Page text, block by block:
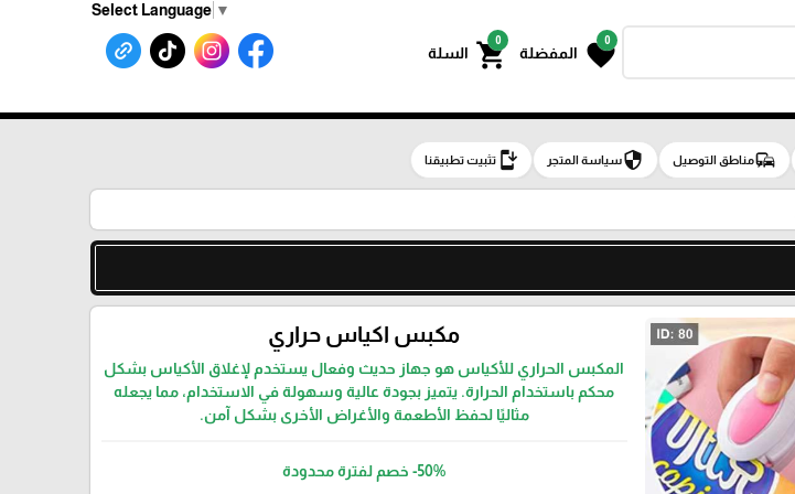
Select Language ▼
0
favorite المفضلة
0
shopping_cart السلة
commuteمناطق التوصيل securityسياسة المتجر install_mobileتثبيت تطبيقنا
مكبس اكياس حراري
المكبس الحراري للأكياس هو جهاز حديث وفعال يستخدم لإغلاق الأكياس بشكل
محكم باستخدام الحرارة. يتميز بجودة عالية وسهولة في الاستخدام، مما يجعله
مثاليًا لحفظ الأطعمة والأغراض الأخرى بشكل آمن.
-50%خصم لفترة محدودة